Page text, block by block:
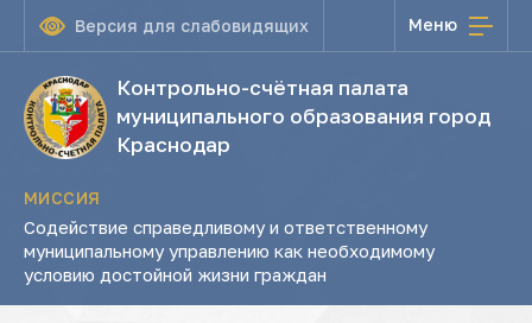
Версия для слабовидящих Меню
Контрольно-счётная палата
муниципального образования город
Краснодар
МИССИЯ
Содействие справедливому и ответственному
муниципальному управлению как необходимому
условию достойной жизни граждан